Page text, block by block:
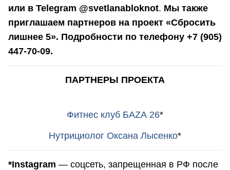
или в Telegram @svetlanabloknot. Мы также
приглашаем партнеров на проект «Сбросить
лишнее 5». Подробности по телефону +7 (905)
447-70-09.
ПАРТНЕРЫ ПРОЕКТА
Фитнес клуб БАZА 26*
Нутрициолог Оксана Лысенко*
*Instagram — соцсеть, запрещенная в РФ после